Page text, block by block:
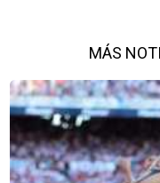
MÁS